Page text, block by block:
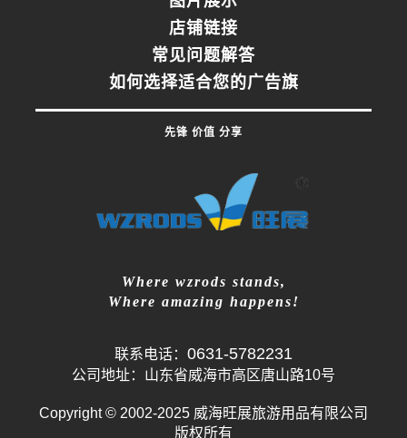
店铺链接
常见问题解答
如何选择适合您的广告旗
先锋 价值 分享
Where wzrods stands,
Where amazing happens!
联系电话： 0631-5782231
公司地址：山东省威海市高区唐山路10号
Copyright © 2002-2025 威海旺展旅游用品有限公司
版权所有